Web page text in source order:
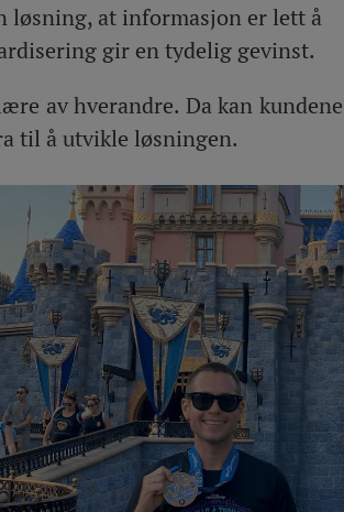
løsning, at informasjon er lett å
gir en tydelig gevinst.
av hverandre. Da kan kundene
til å utvikle løsningen.